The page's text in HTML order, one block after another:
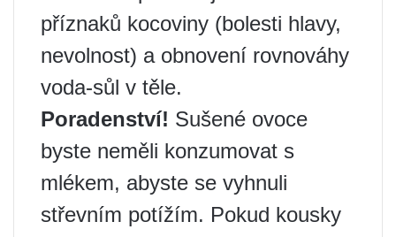
příznaků kocoviny (bolesti hlavy,
nevolnost) a obnovení rovnováhy
voda-sůl v těle.
Poradenství! Sušené ovoce
byste neměli konzumovat s
mlékem, abyste se vyhnuli
střevním potížím. Pokud kousky